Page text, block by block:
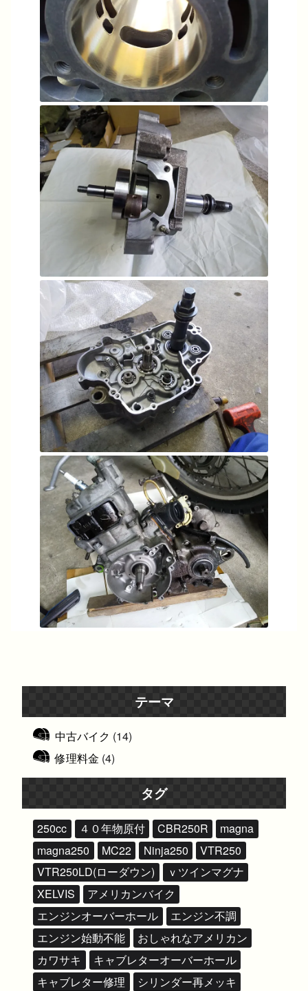
テーマ
中古バイク (14)
修理料金 (4)
タグ
250cc ４０年物原付 CBR250R
magna
magna250
MC22 Ninja250
VTR250
VTR250LD(ローダウン)
ｖツインマグナ
XELVIS
アメリカンバイク
エンジンオーバーホール
エンジン不調
エンジン始動不能
おしゃれなアメリカン
カワサキ
キャブレターオーバーホール
キャブレター修理
シリンダー再メッキ